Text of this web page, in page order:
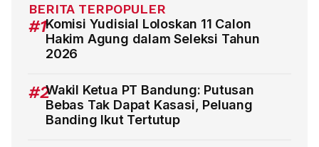
BERITA TERPOPULER
#1Komisi Yudisial Loloskan 11 Calon
Hakim Agung dalam Seleksi Tahun
2026
#2Wakil Ketua PT Bandung: Putusan
Bebas Tak Dapat Kasasi, Peluang
Banding Ikut Tertutup